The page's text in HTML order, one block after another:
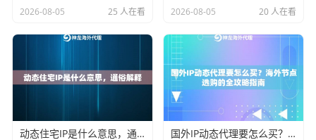
IP纯净度
数据中心IP集中 住宅IP占比＞95%
切换逻辑 固定时间切换 支持行为模式学习
匿名级别 仅隐藏IP地址 完整流量特征伪装
双层认证机制
，每个IP上
线前要经过黑名单扫描和真人行为模拟测试。我们实测
2026-08-05 25 人在看 2026-08-05 20 人在看
动态住宅IP是什么意思，通俗解释 国外IP动态代理要怎么买？海外节点选购的全攻略指南